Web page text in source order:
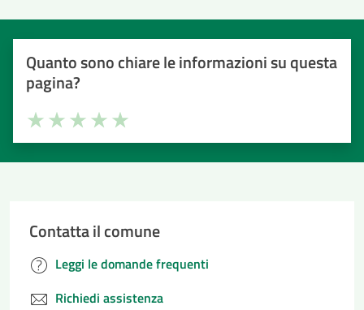
Quanto sono chiare le informazioni su questa
pagina?
Valuta la chiarezza delle informazioni (da 1 a 5 stelle)
Seleziona il numero di stelle per valutare la chiarezza delle
Valuta 5 stelle su 5
Valuta 4 stelle su 5
Valuta 3 stelle su 5
Valuta 2 stelle su 5
Valuta 1 stelle su 5
Contatta il comune
Leggi le domande frequenti
Richiedi assistenza